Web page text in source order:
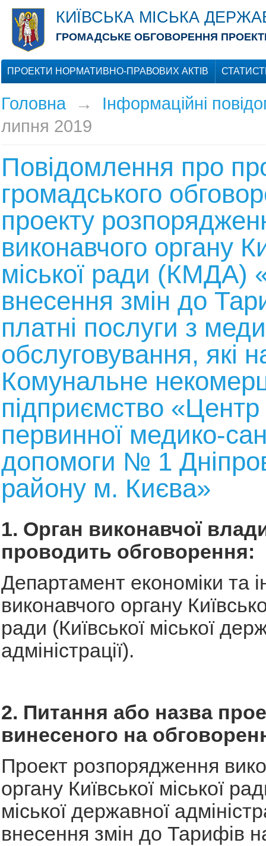
КИЇВСЬКА МІСЬКА
ГРОМАДСЬКЕ ОБГОВОРЕННЯ
ПРОЕКТИ НОРМАТИВНО-ПРАВОВИХ АКТІВ
Головна→ Інформаційні
липня 2019
Повідомлення про
громадського
проекту
виконавчого органу
міської ради (КМДА)
внесення змін до
платні послуги з
обслуговування, які
Комунальне
підприємство «Центр
первинної медико-
допомоги № 1
району м. Києва»
1. Орган виконавчої
проводить обговорення:
Департамент економіки та
виконавчого органу
ради (Київської міської
адміністрації).
2. Питання або назва
винесеного на
Проект розпорядження
органу Київської міської
міської державної
внесення змін до Тарифів